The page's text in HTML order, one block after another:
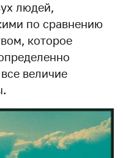
людей,
по сравнению
которое
величие